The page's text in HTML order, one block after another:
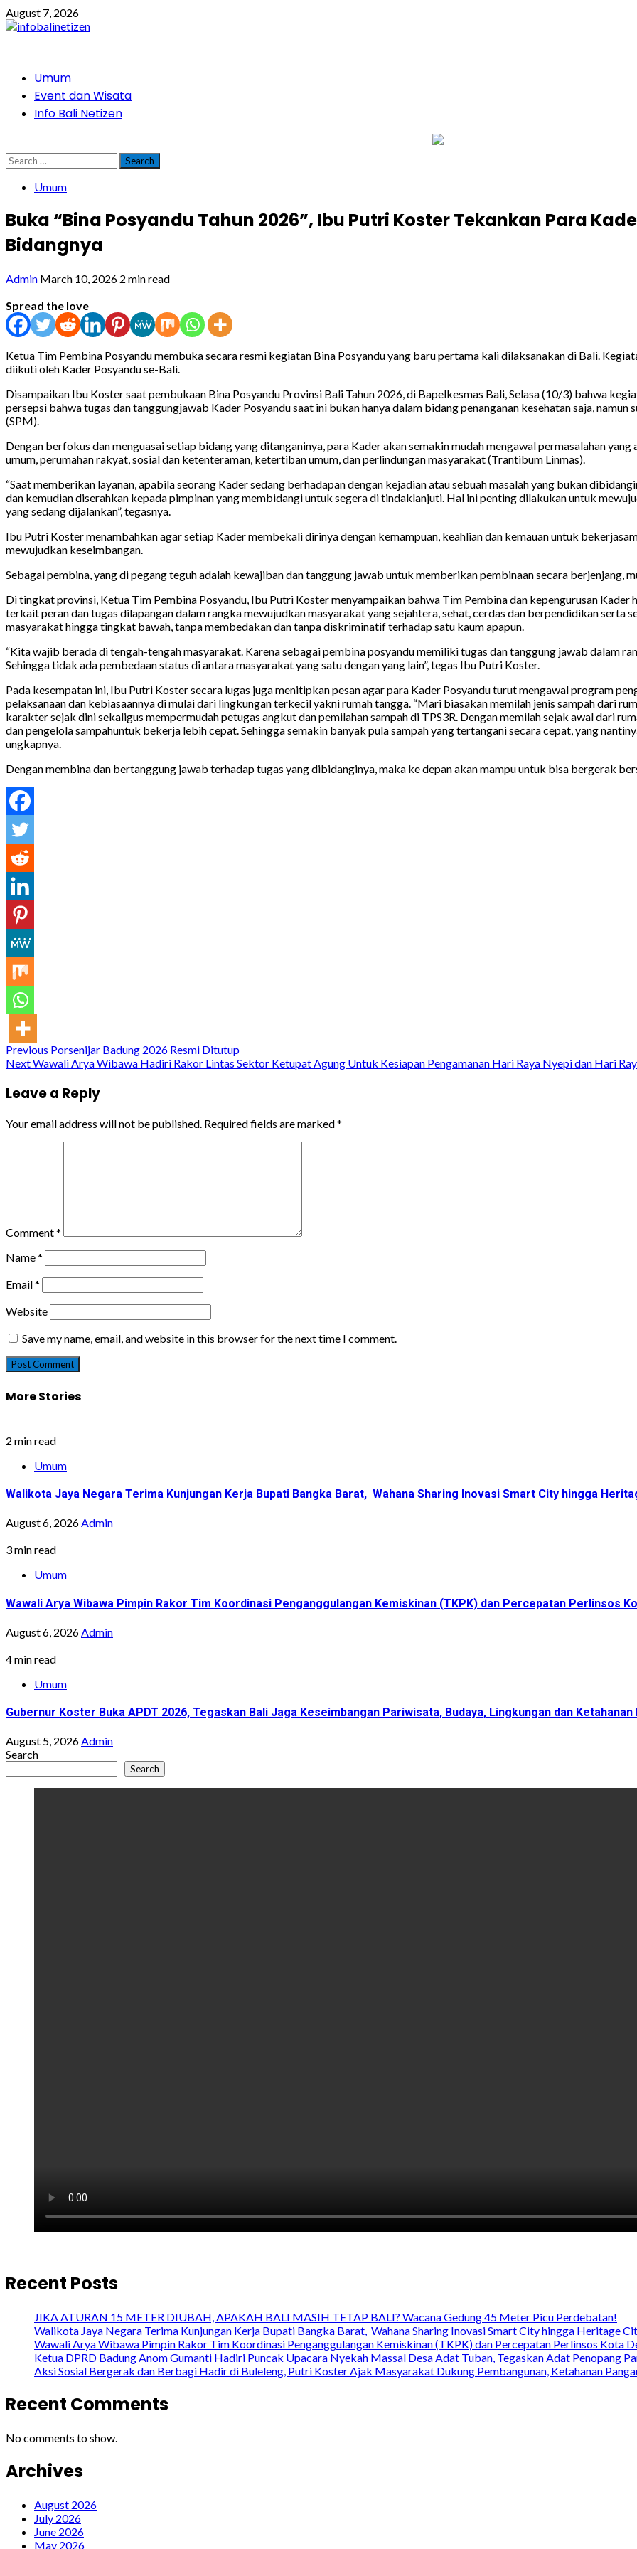
Skip
to
August 7, 2026
PrimaryUmum
Event dan Wisata
Info Bali Netizen
Search
for:
Umum
Buka “Bina Posyandu Tahun 2026”, Ibu Putri Koster Tekankan Para
Bidangnya
Admin March 10, 2026 2 min read
Spread the love
Ketua Tim Pembina Posyandu membuka secara resmi kegiatan Bina Posyandu yang baru pertama kali dilaksanakan di Bali.
diikuti oleh Kader Posyandu se-Bali.
Disampaikan Ibu Koster saat pembukaan Bina Posyandu Provinsi Bali Tahun 2026, di Bapelkesmas Bali, Selasa (10/3) bahwa
persepsi bahwa tugas dan tanggungjawab Kader Posyandu saat ini bukan hanya dalam bidang penanganan kesehatan saja,
(SPM).
Dengan berfokus dan menguasai setiap bidang yang ditanganinya, para Kader akan semakin mudah mengawal permasalahan
umum, perumahan rakyat, sosial dan ketenteraman, ketertiban umum, dan perlindungan masyarakat (Trantibum Linmas).
“Saat memberikan layanan, apabila seorang Kader sedang berhadapan dengan kejadian atau sebuah masalah yang bukan
dan kemudian diserahkan kepada pimpinan yang membidangi untuk segera di tindaklanjuti. Hal ini penting dilakukan untuk
yang sedang dijalankan”, tegasnya.
Ibu Putri Koster menambahkan agar setiap Kader membekali dirinya dengan kemampuan, keahlian dan kemauan untuk
mewujudkan keseimbangan.
Sebagai pembina, yang di pegang teguh adalah kewajiban dan tanggung jawab untuk memberikan pembinaan secara berjenjang,
Di tingkat provinsi, Ketua Tim Pembina Posyandu, Ibu Putri Koster menyampaikan bahwa Tim Pembina dan kepengurusan Kader
terkait peran dan tugas dilapangan dalam rangka mewujudkan masyarakat yang sejahtera, sehat, cerdas dan berpendidikan serta
masyarakat hingga tingkat bawah, tanpa membedakan dan tanpa diskriminatif terhadap satu kaum apapun.
“Kita wajib berada di tengah-tengah masyarakat. Karena sebagai pembina posyandu memiliki tugas dan tanggung jawab dalam
Sehingga tidak ada pembedaan status di antara masyarakat yang satu dengan yang lain”, tegas Ibu Putri Koster.
Pada kesempatan ini, Ibu Putri Koster secara lugas juga menitipkan pesan agar para Kader Posyandu turut mengawal program
pelaksanaan dan kebiasaannya di mulai dari lingkungan terkecil yakni rumah tangga. “Mari biasakan memilah jenis sampah dari
karakter sejak dini sekaligus mempermudah petugas angkut dan pemilahan sampah di TPS3R. Dengan memilah sejak awal dari
dan pengelola sampahuntuk bekerja lebih cepat. Sehingga semakin banyak pula sampah yang tertangani secara cepat, yang
ungkapnya.
Dengan membina dan bertanggung jawab terhadap tugas yang dibidanginya, maka ke depan akan mampu untuk bisa bergerak
Continue
Previous Porsenijar Badung 2026 Resmi Ditutup
NextWawali Arya Wibawa Hadiri Rakor Lintas Sektor Ketupat Agung Untuk Kesiapan Pengamanan Hari Raya Nyepi dan Hari
Leave a Reply
Your email address will not be published. Required fields are marked*
Comment*
Name*
Email*
Website
Save my name, email, and website in this browser for the next time I comment.
More Stories
2 min read
Umum
Walikota Jaya Negara Terima Kunjungan Kerja Bupati Bangka Barat, Wahana Sharing Inovasi Smart City hingga
August 6, 2026Admin
3 min read
Umum
Wawali Arya Wibawa Pimpin Rakor Tim Koordinasi Penganggulangan Kemiskinan (TKPK) dan Percepatan Perlinsos
August 6, 2026Admin
4 min read
Umum
Gubernur Koster Buka APDT 2026, Tegaskan Bali Jaga Keseimbangan Pariwisata, Budaya, Lingkungan dan Ketahanan
August 5, 2026Admin
Search
Search
Recent Posts
JIKA ATURAN 15 METER DIUBAH, APAKAH BALI MASIH TETAP BALI? Wacana Gedung 45 Meter Picu Perdebatan!
Walikota Jaya Negara Terima Kunjungan Kerja Bupati Bangka Barat, Wahana Sharing Inovasi Smart City hingga Heritage
Wawali Arya Wibawa Pimpin Rakor Tim Koordinasi Penganggulangan Kemiskinan (TKPK) dan Percepatan Perlinsos Kota
Ketua DPRD Badung Anom Gumanti Hadiri Puncak Upacara Nyekah Massal Desa Adat Tuban, Tegaskan Adat Penopang
Aksi Sosial Bergerak dan Berbagi Hadir di Buleleng, Putri Koster Ajak Masyarakat Dukung Pembangunan, Ketahanan
Recent Comments
No comments to show.
Archives
August 2026
July 2026
June 2026
May 2026